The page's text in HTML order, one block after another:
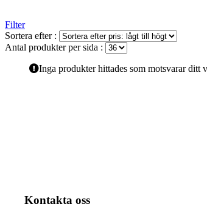
Filter
Sortera efter :
Antal produkter per sida :
Inga produkter hittades som motsvarar ditt
Kontakta oss